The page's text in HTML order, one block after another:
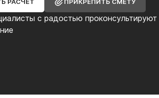
с радостью